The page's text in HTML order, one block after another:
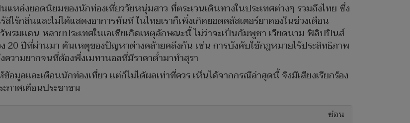
นแหล่งยอดนิยมของนักท่องเที่ยววัยหนุ่มสาว ที่ตระเวนเดินทางในประเทศต่างๆ รวมถึงไทย ซึ่ง
ร้กลิ่นและไม่ได้แสดงอาการทันที ในไทยเราก็เพิ่งเกิดยอดคลัสเตอร์ยาดองในช่วงเดือน
รมแดน หลายประเทศในเอเชียเกิดเหตุลักษณะนี้ ไม่ว่าจะเป็นกัมพูชา เวียดนาม ฟิลิปปินส์
20 ปีที่ผ่านมา ต้นเหตุของปัญหาต่างคล้ายคลึงกัน เช่น การบังคับใช้กฎหมายไร้ประสิทธิภาพ
วามยากจนที่ต้องพึ่งเมทานอลที่มีราคาต่ำมาทำสุรา
มูลและเตือนนักท่องเที่ยว แต่ก็ไม่ได้ผลเท่าที่ควร เห็นได้จากกรณีล่าสุดนี้ จึงมีเสียงเรียกร้อง
กาศเตือนประชาชน
ซ่อน